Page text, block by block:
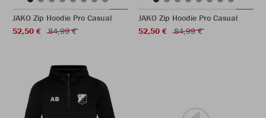
JAKO Zip Hoodie Pro Casual
52,50 €
84,99 €
JAKO Zip Hoodie Pro Casual
52,50 €
84,99 €